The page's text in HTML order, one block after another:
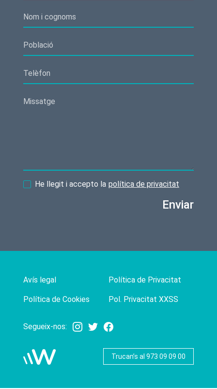
He llegit i accepto la política de privacitat
Enviar
Avís legal
Política de Cookies
Política de Privacitat
Pol. Privacitat XXSS
Segueix-nos:
Trucan’s al 973 09 09 00